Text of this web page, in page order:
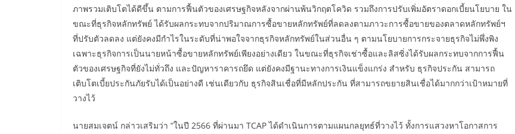
ภาพรวมเติบโตได้ดีขึ้น ตามการฟื้นตัวของเศรษฐกิจหลังจากผ่านพ้นวิกฤตโควิด รวมถึงการปรับเพิ่มอัตราดอกเบี้ยนโยบาย ใน
ขณะที่ธุรกิจหลักทรัพย์ ได้รับผลกระทบจากปริมาณการซื้อขายหลักทรัพย์ที่ลดลงตามภาวะการซื้อขายของตลาดหลักทรัพย์ฯ
ที่ปรับตัวลดลง แต่ยังคงมีกำไรในระดับที่น่าพอใจจากธุรกิจหลักทรัพย์ในส่วนอื่น ๆ ตามนโยบายการกระจายธุรกิจไม่พึ่งพิง
เฉพาะธุรกิจการเป็นนายหน้าซื้อขายหลักทรัพย์เพียงอย่างเดียว ในขณะที่ธุรกิจเช่าซื้อและลิสซิ่งได้รับผลกระทบจากการฟื้น
ตัวของเศรษฐกิจที่ยังไม่ทั่วถึง และปัญหาราคารถยึด แต่ยังคงมีฐานะทางการเงินแข็งแกร่ง สำหรับ ธุรกิจประกัน สามารถ
เติบโตเบี้ยประกันภัยรับได้เป็นอย่างดี เช่นเดียวกับ ธุรกิจสินเชื่อที่มีหลักประกัน ที่สามารถขยายสินเชื่อได้มากกว่าเป้าหมายที่
วางไว้
นายสมเจตน์ กล่าวเสริมว่า “ในปี 2566 ที่ผ่านมา TCAP ได้ดำเนินการตามแผนกลยุทธ์ที่วางไว้ ทั้งการแสวงหาโอกาสการ